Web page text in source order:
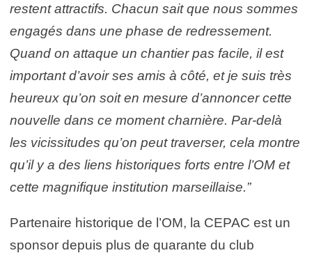
restent attractifs. Chacun sait que nous sommes
engagés dans une phase de redressement.
Quand on attaque un chantier pas facile, il est
important d’avoir ses amis à côté, et je suis très
heureux qu’on soit en mesure d’annoncer cette
nouvelle dans ce moment charnière. Par-delà
les vicissitudes qu’on peut traverser, cela montre
qu’il y a des liens historiques forts entre l’OM et
cette magnifique institution marseillaise.”
Partenaire historique de l’OM, la CEPAC est un
sponsor depuis plus de quarante du club